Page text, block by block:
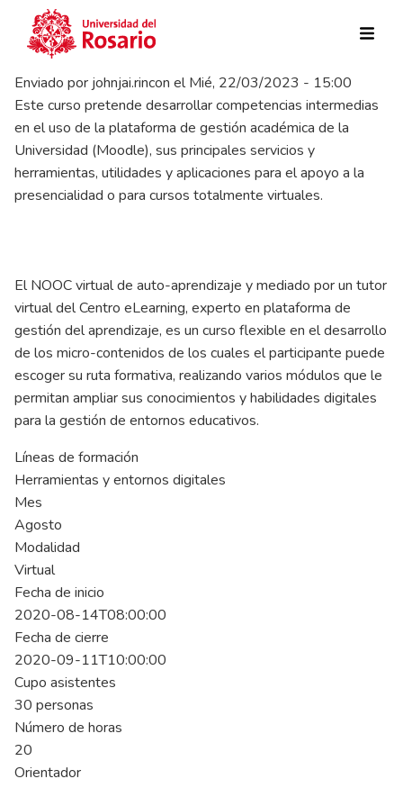
Pasar al contenido principal
Enviado por johnjai.rincon elMié, 22/03/2023 - 15:00
Este curso pretende desarrollar competencias intermedias
en el uso de la plataforma de gestión académica de la
Universidad (Moodle), sus principales servicios y
herramientas, utilidades y aplicaciones para el apoyo a la
presencialidad o para cursos totalmente virtuales.
El NOOC virtual de auto-aprendizaje y mediado por un tutor
virtual del Centro eLearning, experto en plataforma de
gestión del aprendizaje, es un curso flexible en el desarrollo
de los micro-contenidos de los cuales el participante puede
escoger su ruta formativa, realizando varios módulos que le
permitan ampliar sus conocimientos y habilidades digitales
para la gestión de entornos educativos.
Líneas de formación
Herramientas y entornos digitales
Mes
Agosto
Modalidad
Virtual
Fecha de inicio
2020-08-14T08:00:00
Fecha de cierre
2020-09-11T10:00:00
Cupo asistentes
30 personas
Número de horas
20
Orientador